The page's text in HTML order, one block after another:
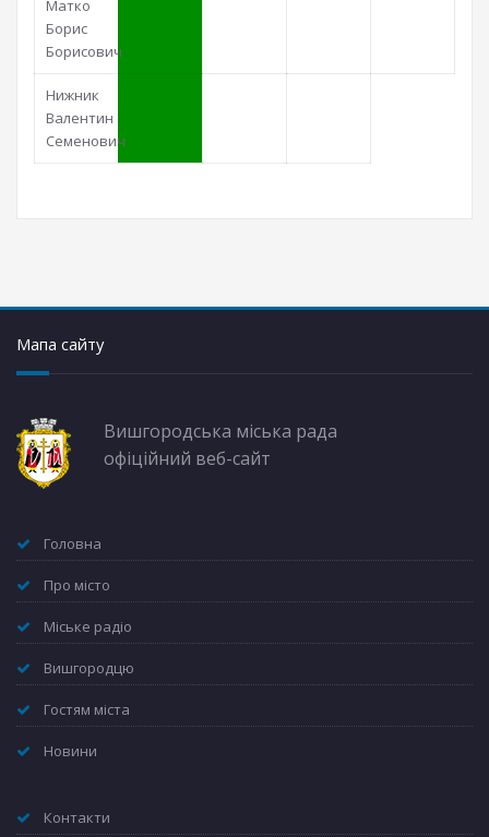
Матко
Борис
Борисович
Нижник
Валентин
Семенович
Мапа сайту
Вишгородська міська рада
офіційний веб-сайт
Головна
Про місто
Міське радіо
Вишгородцю
Гостям міста
Новини
Контакти